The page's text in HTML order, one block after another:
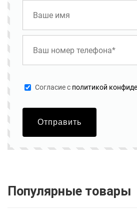
Cогласие с политикой
Отправить
Популярные товары